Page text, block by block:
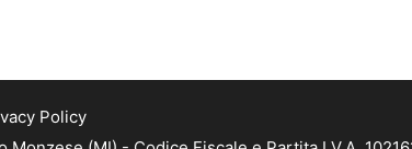
Policy